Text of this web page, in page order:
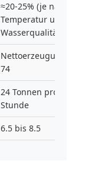
≈20-25% (je nach
Temperatur und
Wasserqualität)
Nettoerzeugung-
74
24 Tonnen pro
Stunde
6.5 bis 8.5